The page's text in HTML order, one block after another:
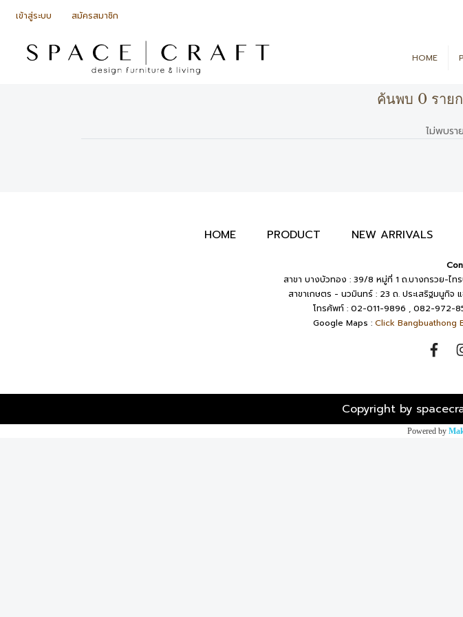
เข้าสู่ระบบ สมัครสมาชิก
HOME
ค้นพบ 0 ราย
ไม่พบรา
HOME PRODUCT NEW ARRIVALS
สาขา บางบัวทอง : 39/8 หมู่ที่ 1 ถ.บางกรวย-ไท
สาขาเกษตร - นวมินทร์ : 23 ถ. ประเสริฐมนูกิจ
โทรศัพท์ : 02-011-9896 , 082-972-
Google Maps : Click Bangbuathong
Copyright by
Powered by